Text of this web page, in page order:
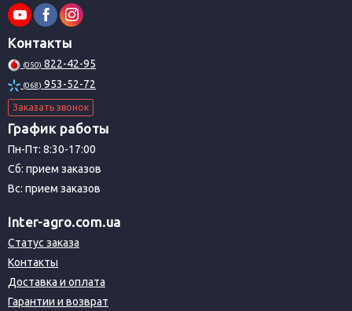
Контакты
(050) 822-42-95
(068) 953-52-72
Заказать звонок
График работы
Пн-Пт: 8:30-17:00
Сб: прием заказов
Вс: прием заказов
Inter-agro.com.ua
Статус заказа
Контакты
Доставка и оплата
Гарантии и возврат